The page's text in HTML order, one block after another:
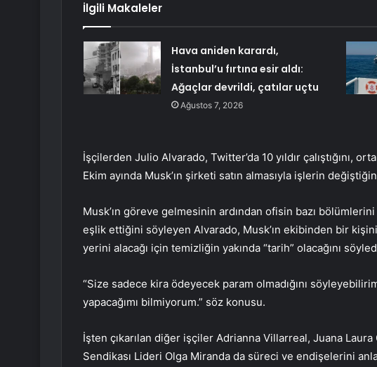
İlgili Makaleler
Hava aniden karardı,
İstanbul’u fırtına esir aldı:
Ağaçlar devrildi, çatılar uçtu
Ağustos 7, 2026
İşçilerden Julio Alvarado, Twitter’da 10 yıldır çalıştığını,
Ekim ayında Musk’ın şirketi satın almasıyla işlerin
Musk’ın göreve gelmesinin ardından ofisin bazı
eşlik ettiğini söyleyen Alvarado, Musk’ın ekibinden bir
yerini alacağı için temizliğin yakında “tarih” olacağını
“Size sadece kira ödeyecek param olmadığını
yapacağımı bilmiyorum.” söz konusu.
İşten çıkarılan diğer işçiler Adrianna Villarreal, Juana
Sendikası Lideri Olga Miranda da süreci ve endişelerini